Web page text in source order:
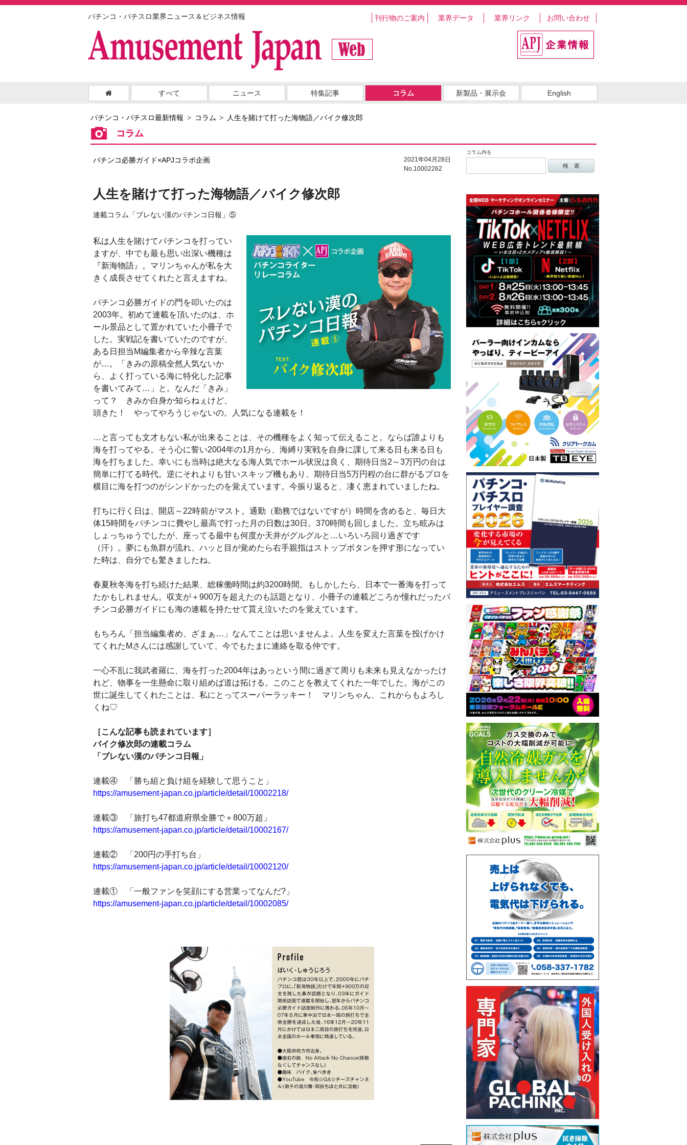
パチンコ・パチスロ業界ニュース＆ビジネス情報 刊行物のご案内 業界データ 業界リンク お問い合わせ
すべて ニュース 特集記事 コラム 新製品・展示会 English
パチンコ・パチスロ最新情報 コラム 人生を賭けて打った海物語／バイク修次郎
コラム
コラム内を
2021年04月28日
No.10002262
パチンコ必勝ガイド×APJコラボ企画
人生を賭けて打った海物語／バイク修次郎
連載コラム「ブレない漢のパチンコ日報」⑤
私は人生を賭けてパチンコを打ってい
ますが、中でも最も思い出深い機種は
『新海物語』。マリンちゃんが私を大
きく成長させてくれたと言えますね。
パチンコ必勝ガイドの門を叩いたのは
2003年。初めて連載を頂いたのは、ホ
ール景品として置かれていた小冊子で
した。実戦記を書いていたのですが、
ある日担当M編集者から辛辣な言葉
が…。「きみの原稿全然人気ないか
ら、よく打っている海に特化した記事
を書いてみて…」と。なんだ「きみ」
って？ きみか白身か知らねぇけど、
頭きた！ やってやろうじゃないの。人気になる連載を！
…と言っても文才もない私が出来ることは、その機種をよく知って伝えること。ならば誰よりも
海を打ってやる。そう心に誓い2004年の1月から、海縛り実戦を自身に課して来る日も来る日も
海を打ちました。幸いにも当時は絶大なる海人気でホール状況は良く、期待日当2～3万円の台は
簡単に打てる時代。逆にそれよりも甘いスキップ機もあり、期待日当5万円程の台に群がるプロを
横目に海を打つのがシンドかったのを覚えています。今振り返ると、凄く恵まれていましたね。
打ちに行く日は、開店～22時前がマスト。通勤（勤務ではないですが）時間を含めると、毎日大
体15時間をパチンコに費やし最高で打った月の日数は30日。370時間も回しました。立ち眩みは
しょっちゅうでしたが、座ってる最中も何度か天井がグルグルと…いろいろ回り過ぎです
（汗）。夢にも魚群が流れ、ハッと目が覚めたら右手親指はストップボタンを押す形になってい
た時は、自分でも驚きましたね。
春夏秋冬海を打ち続けた結果、総稼働時間は約3200時間。もしかしたら、日本で一番海を打って
たかもしれません。収支が＋900万を超えたのも話題となり、小冊子の連載どころか憧れだったパ
チンコ必勝ガイドにも海の連載を持たせて貰え泣いたのを覚えています。
もちろん「担当編集者め、ざまぁ…」なんてことは思いませんよ。人生を変えた言葉を投げかけ
てくれたMさんには感謝していて、今でもたまに連絡を取る仲です。
一心不乱に我武者羅に、海を打った2004年はあっという間に過ぎて周りも未来も見えなかったけ
れど、物事を一生懸命に取り組めば道は拓ける。このことを教えてくれた一年でした。海がこの
世に誕生してくれたことは、私にとってスーパーラッキー！ マリンちゃん、これからもよろし
くね♡
［こんな記事も読まれています］
バイク修次郎の連載コラム
「ブレない漢のパチンコ日報」
連載④ 「勝ち組と負け組を経験して思うこと」
https://amusement-japan.co.jp/article/detail/10002218/
連載③ 「旅打ち47都道府県全勝で＋800万超」
https://amusement-japan.co.jp/article/detail/10002167/
連載② 「200円の手打ち台」
https://amusement-japan.co.jp/article/detail/10002120/
連載① 「一般ファンを笑顔にする営業ってなんだ?」
https://amusement-japan.co.jp/article/detail/10002085/